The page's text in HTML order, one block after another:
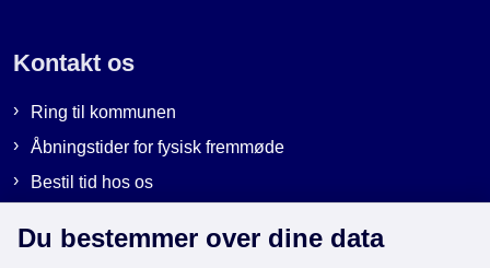
Kontakt os
Ring til kommunen
Åbningstider for fysisk fremmøde
Bestil tid hos os
Du bestemmer over dine data